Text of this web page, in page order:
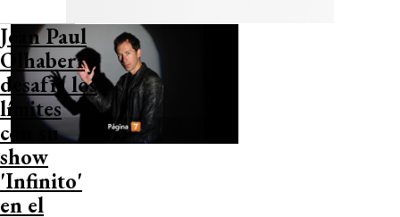
Jean Paul
Olhaberry
desafía los
límites
con su
show
'Infinito'
en el